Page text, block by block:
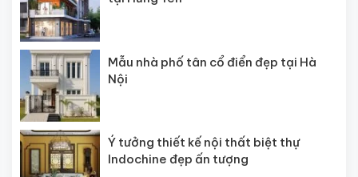
Mẫu nhà phố tân cổ điển đẹp tại Hà
Nội
Ý tưởng thiết kế nội thất biệt thự
Indochine đẹp ấn tượng